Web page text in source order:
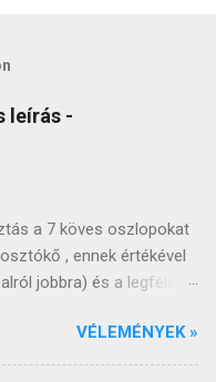
leírás -
a 7 köves oszlopokat
, ennek értékével
jobbra) és a legfelső
kiosztjuk a kezdő
és így
VÉLEMÉNYEK »